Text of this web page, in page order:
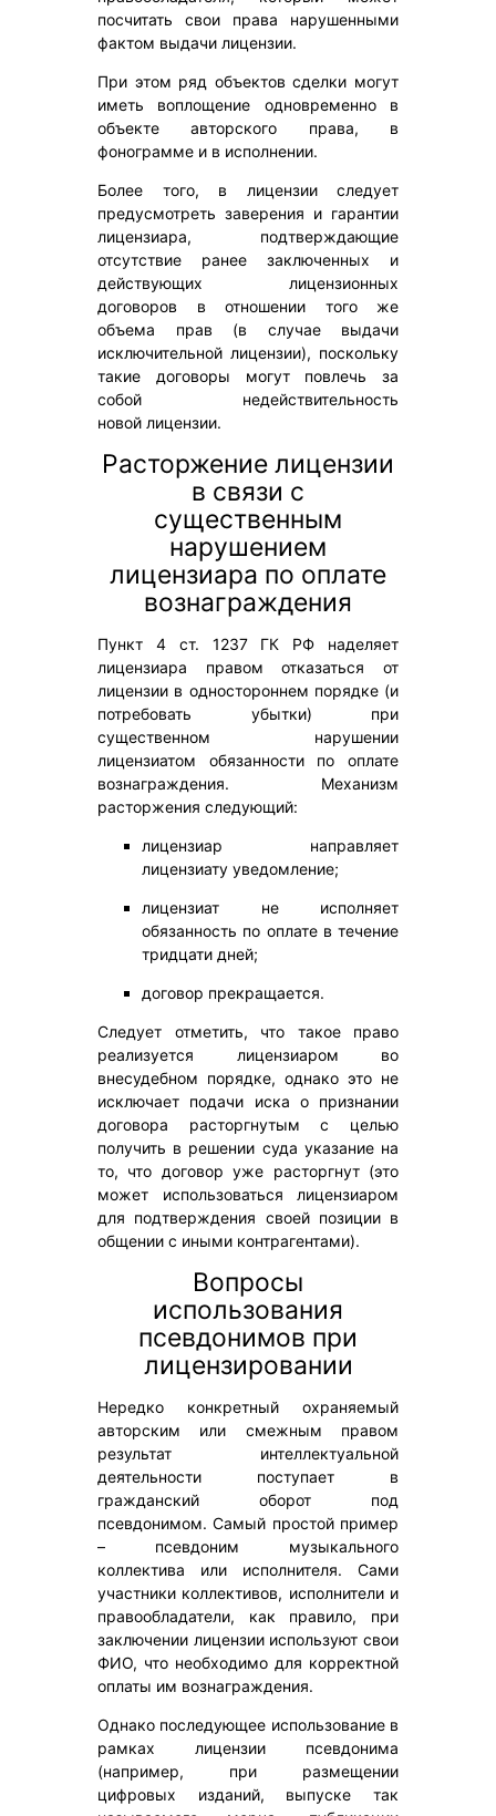
посчитать свои права нарушенными
фактом выдачи лицензии.
При этом ряд объектов сделки могут
иметь воплощение одновременно в
объекте авторского права, в
фонограмме и в исполнении.
Более того, в лицензии следует
предусмотреть заверения и гарантии
лицензиара, подтверждающие
отсутствие ранее заключенных и
действующих лицензионных
договоров в отношении того же
объема прав (в случае выдачи
исключительной лицензии), поскольку
такие договоры могут повлечь за
собой недействительность
новой лицензии.
Расторжение лицензии
в связи с
существенным
нарушением
лицензиара по оплате
вознаграждения
Пункт 4 ст. 1237 ГК РФ наделяет
лицензиара правом отказаться от
лицензии в одностороннем порядке (и
потребовать убытки) при
существенном нарушении
лицензиатом обязанности по оплате
вознаграждения. Механизм
расторжения следующий:
лицензиар направляет
лицензиату уведомление;
лицензиат не исполняет
обязанность по оплате в течение
тридцати дней;
договор прекращается.
Следует отметить, что такое право
реализуется лицензиаром во
внесудебном порядке, однако это не
исключает подачи иска о признании
договора расторгнутым с целью
получить в решении суда указание на
то, что договор уже расторгнут (это
может использоваться лицензиаром
для подтверждения своей позиции в
общении с иными контрагентами).
Вопросы
использования
псевдонимов при
лицензировании
Нередко конкретный охраняемый
авторским или смежным правом
результат интеллектуальной
деятельности поступает в
гражданский оборот под
псевдонимом. Самый простой пример
– псевдоним музыкального
коллектива или исполнителя. Сами
участники коллективов, исполнители и
правообладатели, как правило, при
заключении лицензии используют свои
ФИО, что необходимо для корректной
оплаты им вознаграждения.
Однако последующее использование в
рамках лицензии псевдонима
(например, при размещении
цифровых изданий, выпуске так